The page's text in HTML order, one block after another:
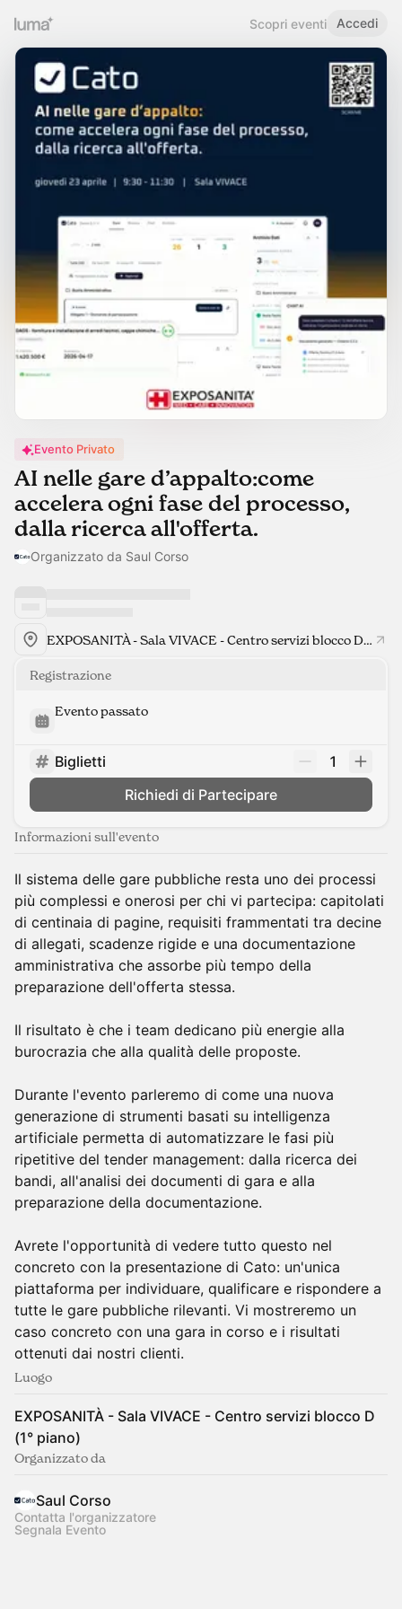
Scopri eventi Accedi
Evento Privato
AI nelle gare d’appalto:come
accelera ogni fase del processo,
dalla ricerca all'offerta.
Organizzato da Saul Corso
EXPOSANITÀ - Sala VIVACE - Centro servizi blocco D (1° piano)
Registrazione
Evento passato
Biglietti
1
Richiedi di Partecipare
Informazioni sull'evento
Il sistema delle gare pubbliche resta uno dei processi
più complessi e onerosi per chi vi partecipa: capitolati
di centinaia di pagine, requisiti frammentati tra decine
di allegati, scadenze rigide e una documentazione
amministrativa che assorbe più tempo della
preparazione dell'offerta stessa.
Il risultato è che i team dedicano più energie alla
burocrazia che alla qualità delle proposte.
Durante l'evento parleremo di come una nuova
generazione di strumenti basati su intelligenza
artificiale permetta di automatizzare le fasi più
ripetitive del tender management: dalla ricerca dei
bandi, all'analisi dei documenti di gara e alla
preparazione della documentazione.
Avrete l'opportunità di vedere tutto questo nel
concreto con la presentazione di Cato: un'unica
piattaforma per individuare, qualificare e rispondere a
tutte le gare pubbliche rilevanti. Vi mostreremo un
caso concreto con una gara in corso e i risultati
ottenuti dai nostri clienti.
Luogo
EXPOSANITÀ - Sala VIVACE - Centro servizi blocco D
(1° piano)
Organizzato da
Saul Corso
Contatta l'organizzatore
Segnala Evento